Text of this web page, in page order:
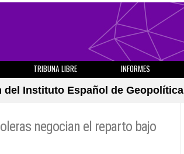
TRIBUNA LIBRE INFORMES
del Instituto Español de Geopolítica
negocian el reparto bajo